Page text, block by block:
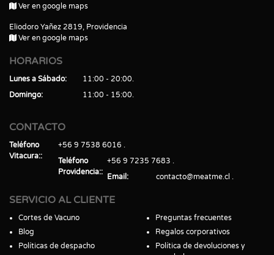
Ver en google maps
Eliodoro Yañez 2819, Providencia
Ver en google maps
HORARIOS
Lunes a Sábado
11:00 - 20:00
Domingo
11:00 - 15:00
CONTACTO
Teléfono
Vitacura:
+56 9 7538 6016
Teléfono
Providencia:
+56 9 7235 7683
Email
contacto@meatme.cl
SERVICIO AL CLIENTE
Cortes de Vacuno
Blog
Políticas de despacho
Preguntas frecuentes
Regalos corporativos
Política de devoluciones y